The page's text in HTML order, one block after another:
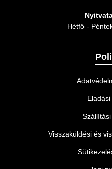
Hétfő -
Visszaküldési és